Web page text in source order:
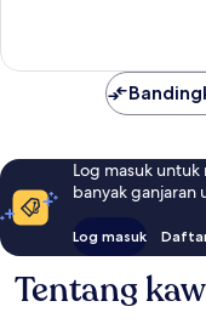
Log masuk
banyak ganjaran
Log masuk
Tentang